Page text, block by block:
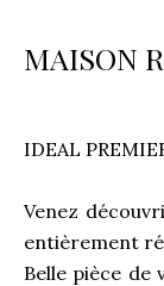
MAISON
IDEAL
Venez
entièrement
Belle pièce de